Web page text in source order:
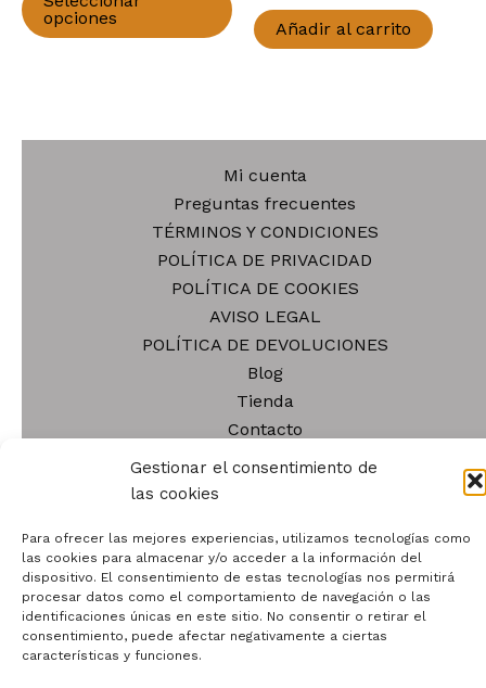
Gestionar el consentimiento de
las cookies
Para ofrecer las mejores experiencias, utilizamos tecnologías como
las cookies para almacenar y/o acceder a la información del
dispositivo. El consentimiento de estas tecnologías nos permitirá
procesar datos como el comportamiento de navegación o las
identificaciones únicas en este sitio. No consentir o retirar el
consentimiento, puede afectar negativamente a ciertas
características y funciones.
opciones
producto
tiene
se
pueden
elegir
en
la
página
de
producto
Añadir al carrito
Mi cuenta
Preguntas frecuentes
TÉRMINOS Y CONDICIONES
POLÍTICA DE PRIVACIDAD
POLÍTICA DE COOKIES
AVISO LEGAL
POLÍTICA DE DEVOLUCIONES
Blog
Tienda
Contacto
Quiénes somos
Todos los derechos © 2026 | Funciona gracias aTema
Astra para WordPress